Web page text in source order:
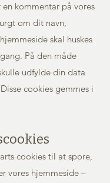
kommentar på vores
om dit navn,
skal huskes
På den måde
udfylde din data
cookies gemmes i
cookies til at spore,
vores hjemmeside –